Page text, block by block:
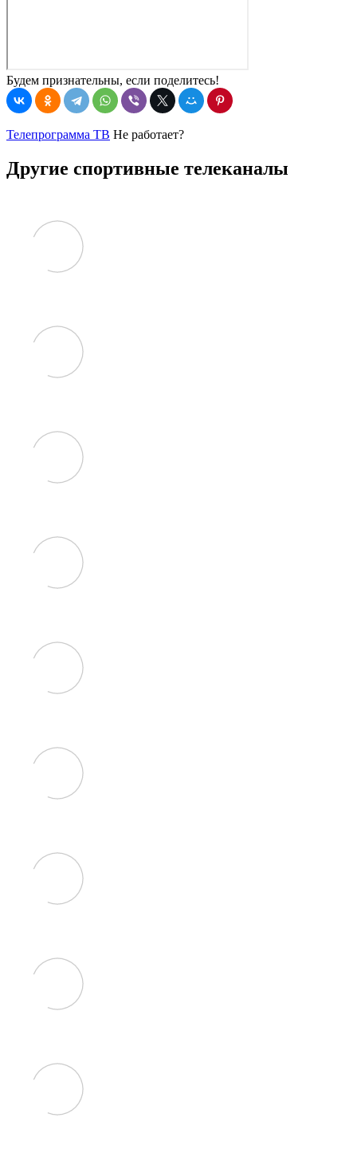
Будем признательны, если поделитесь!
Телепрограмма ТВ Не работает?
Другие спортивные телеканалы